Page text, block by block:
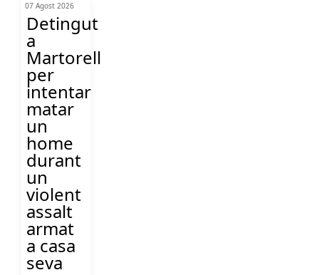
07 Agost 2026
Detingut
a
Martorell
per
intentar
matar
un
home
durant
un
violent
assalt
armat
a casa
seva